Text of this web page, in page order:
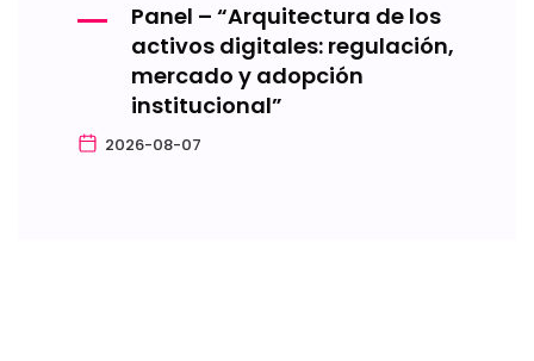
Panel – “Arquitectura de los
activos digitales: regulación,
mercado y adopción
institucional”
2026-08-07